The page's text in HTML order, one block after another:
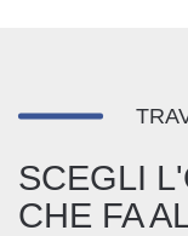
SCEGLI
CHE FA